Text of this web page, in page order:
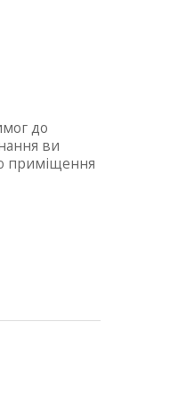
до
ви
приміщення